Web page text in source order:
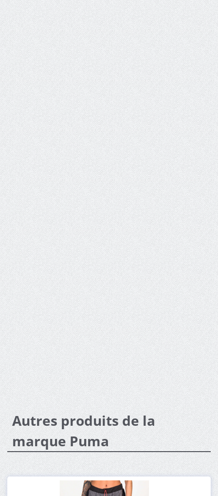
Autres produits de la
marque Puma